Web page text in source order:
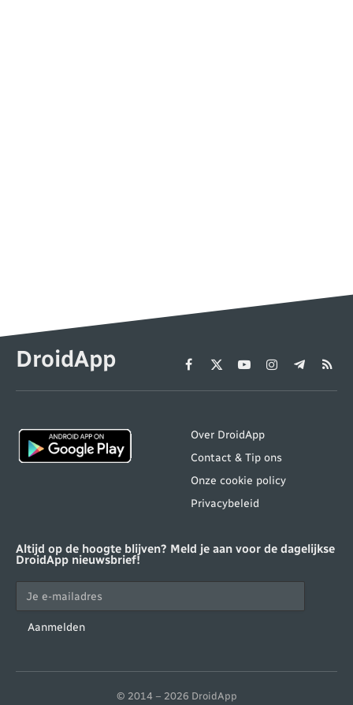
DroidApp Facebook
X
(Twitter)
YouTubeInstagram
Telegram
RSS
Over DroidApp
Contact & Tip ons
Onze cookie policy
Privacybeleid
Altijd op de hoogte blijven? Meld je aan voor de dagelijkse
DroidApp nieuwsbrief!
Aanmelden
© 2014 – 2026 DroidApp